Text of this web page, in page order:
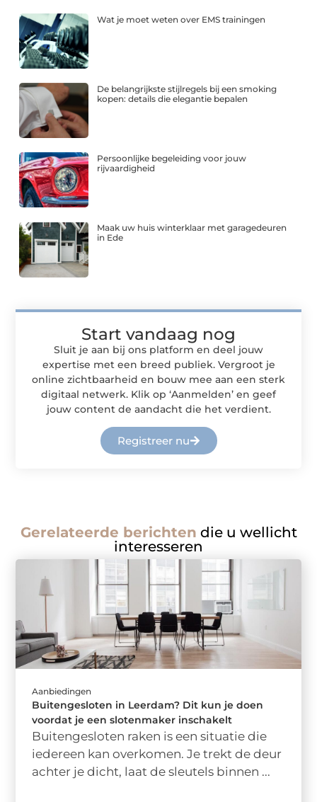
Wat je moet weten over EMS trainingen
De belangrijkste stijlregels bij een smoking
kopen: details die elegantie bepalen
Persoonlijke begeleiding voor jouw
rijvaardigheid
Maak uw huis winterklaar met garagedeuren
in Ede
Start vandaag nog
Sluit je aan bij ons platform en deel jouw
expertise met een breed publiek. Vergroot je
online zichtbaarheid en bouw mee aan een sterk
digitaal netwerk. Klik op ‘Aanmelden’ en geef
jouw content de aandacht die het verdient.
Registreer nu
Gerelateerde berichten die u wellicht
interesseren
Aanbiedingen
Buitengesloten in Leerdam? Dit kun je doen
voordat je een slotenmaker inschakelt
Buitengesloten raken is een situatie die
iedereen kan overkomen. Je trekt de deur
achter je dicht, laat de sleutels binnen ...